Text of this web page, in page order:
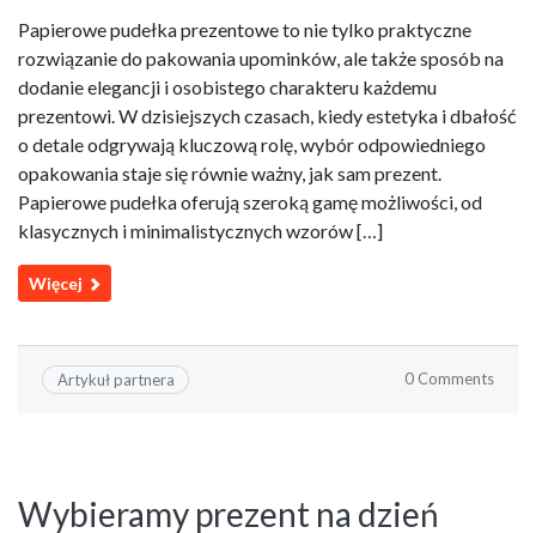
Papierowe pudełka prezentowe to nie tylko praktyczne
rozwiązanie do pakowania upominków, ale także sposób na
dodanie elegancji i osobistego charakteru każdemu
prezentowi. W dzisiejszych czasach, kiedy estetyka i dbałość
o detale odgrywają kluczową rolę, wybór odpowiedniego
opakowania staje się równie ważny, jak sam prezent.
Papierowe pudełka oferują szeroką gamę możliwości, od
klasycznych i minimalistycznych wzorów […]
Więcej
Artykuł partnera 0 Comments
Wybieramy prezent na dzień